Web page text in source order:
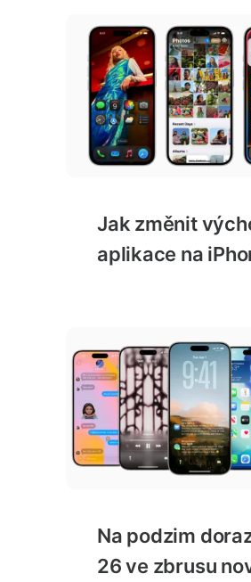
Jak změnit
aplikace na
Na podzim
26 ve zbrusu